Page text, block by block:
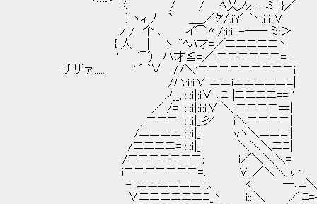
｀¨¨´ く / / ﾍ乂ノx-- ミ }／
} ヽィ ﾉ ` ＿_／ｸ'/:ｉＹ⌒ヽ:ｉ:ｉ:∨ ちゃ
ノ / 个 ､ イ⌒〃/:ｉ:ｉ=-―― ミ:＞
{ 人 | ゝ "ﾍﾊ才=／ニニニニニヽ
' ⌒） ハ才≦=／ ニニニニニニ
ザザァ...... ' ⌒∨ //＼'ニニニニニニニ
/ハ:ｉ:ｉ∨ ニニiニニニニニﾆ
ノ__,|:ｉ:ｉ|:i∨ ､ﾆ |ニニニニ== '
／_/= |:ｉ:ｉ|:ｉ:ｉ∨ ＼!ニニニニ==|
, ニニニ |:ｉ:ｉ|_彡' ｉ＼ニニニニ|
/ニニニニ|:ｉ:ｉ|_i vヽ＼ニニﾆ:|
/ニニニニ=|:ｉ:ｉ|_| ＼＼＼ニﾆ|
/ニニニニニニニ; i／＼＼＼=!
iニニニニニニニ=, V: ／＼＼ vヽ ザ
-=ニニニニニニ=,､ K ―､ﾆ＼
∨ニニニニニニﾆ_ヽ i:::＼ ／iﾆ